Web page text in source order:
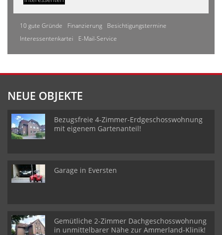
10 gute Gründe Finanzierung
Besichtigungstermine
Interessentenkartei
E-Mail-Service
NEUE OBJEKTE
Bezugsfreie 4-Zimmer-Erdgeschosswohnung
mit eigenem Gartenanteil!
Garage in Eversten
Gemütliche 2-Zimmer Dachgeschosswohnung
in unmittelbarer Nähe zur Ammerland-Klinik!